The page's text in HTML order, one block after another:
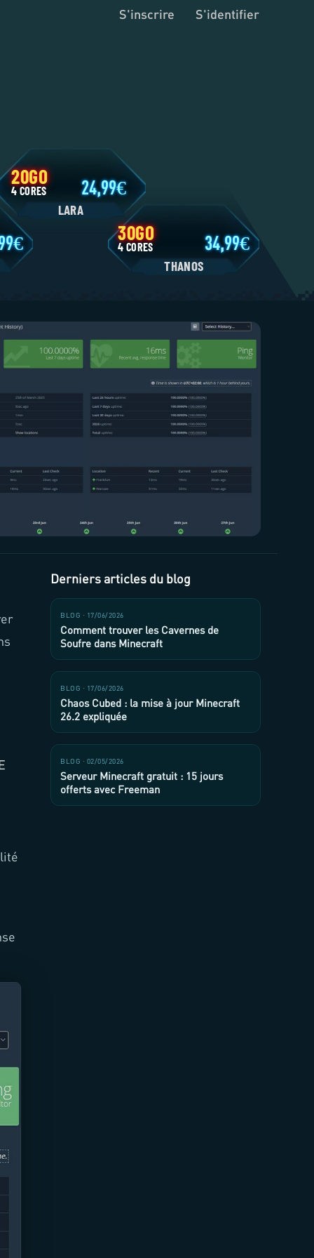
S'identifier
S'inscrire
11,99
20GO
4 CORES 24,99
LARA
30GO
4 CORES 34,99
Derniers articles du blog
BLOG · 17/06/2026
Comment trouver les Cavernes de
Soufre dans Minecraft
BLOG · 17/06/2026
Chaos Cubed : la mise à jour Minecraft
26.2 expliquée
BLOG · 02/05/2026
Serveur Minecraft gratuit : 15 jours
offerts avec Freeman